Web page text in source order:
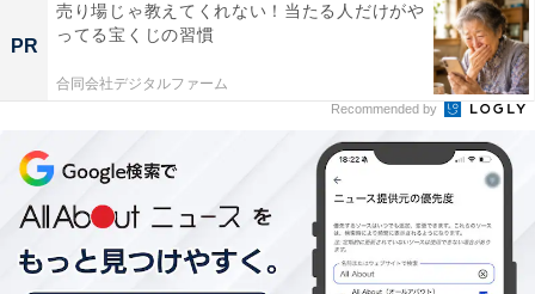
【6月の運勢】おうし座（牡牛座）
【6月の運勢】ふたご座（双子座）※今見ている記事
【6月の運勢】かに座（蟹座）
【6月の運勢】おとめ座（乙女座）
【6月の運勢】てんびん座（天秤座）
【6月の運勢】さそり座（蠍座）
【6月の運勢】いて座（射手座）
【6月の運勢】やぎ座（山羊座）
PR
売り場じゃ教えてくれない！当たる人だけがや
ってる宝くじの習慣
合同会社デジタルファーム
Recommended by